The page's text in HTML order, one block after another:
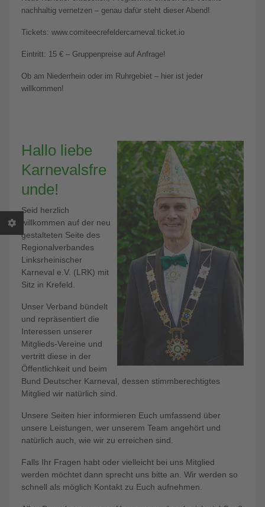
nachhaltig vernetzen – genau dafür steht dieser Abend!
Tickets: www.comiteecrefeldercarneval.ticket.io
Eintritt: 15 € – Gruppenpreise auf Anfrage!
Ob am Niederrhein oder im Ruhrgebiet – hier ist jeder
willkommen!
Hallo liebe
Karnevalsfre
unde!
Seid herzlich
willkommen auf der neu
gestalteten Seite des
Regionalverbandes
Linksrheinischer
Karneval e.V. (LRK) mit
Sitz in Krefeld.
Unser Verband bündelt
und repräsentiert die
Interessen unserer
Mitglieds-Vereine und
vertritt diese in der
Öffentlichkeit und beim
Bund Deutscher Karneval, dessen stimmberechtigtes
Mitglied wir natürlich sind.
Unsere Seiten hier informieren Euch umfassend über
unsere Leistungen, wer unserem Team angehört und
natürlich auch, wie wir zu erreichen sind.
Falls Ihr Fragen habt oder vielleicht bei uns Mitglied
werden möchtet dann sprecht uns bitte an. Wir werden so
schnell als möglich Kontakt zu Euch aufnehmen.